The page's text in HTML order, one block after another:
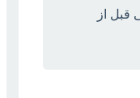
قبل از